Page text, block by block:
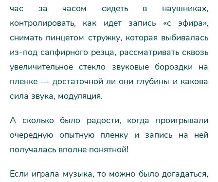
час за часом сидеть в наушниках,
контролировать, как идет запись «с эфира»,
снимать пинцетом стружку, которая выбивалась
из-под сапфирного резца, рассматривать сквозь
увеличительное стекло звуковые бороздки на
пленке — достаточной ли они глубины и какова
сила звука, модуляция.
А сколько было радости, когда проигрывали
очередную опытную пленку и запись на ней
получалась вполне понятной!
Если играла музыка, то можно было догадаться,